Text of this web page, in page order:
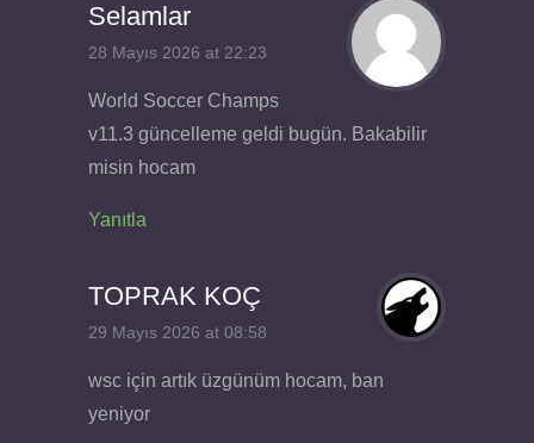
Selamlar
28 Mayıs 2026 at 22:23
World Soccer Champs
v11.3 güncelleme geldi bugün. Bakabilir
misin hocam
Yanıtla
TOPRAK KOÇ
29 Mayıs 2026 at 08:58
wsc için artık üzgünüm hocam, ban
yeniyor